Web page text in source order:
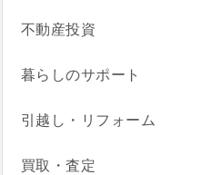
不動産投資
暮らしのサポート
引越し・リフォーム
買取・査定